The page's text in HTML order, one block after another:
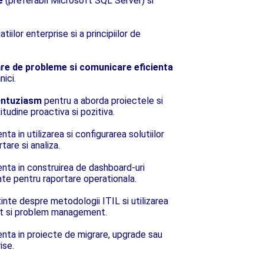
enterprise si a principiilor de
de probleme si comunicare eficienta
pentru a aborda proiectele si
proactiva si pozitiva.
in utilizarea si configurarea solutiilor
si analiza.
in construirea de dashboard-uri
pentru raportare operationala.
despre metodologii ITIL si utilizarea
si problem management.
in proiecte de migrare, upgrade sau